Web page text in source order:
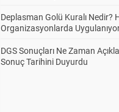
Deplasman Golü Kuralı Nedir?
Organizasyonlarda
DGS Sonuçları Ne Zaman
Sonuç Tarihini Duyurdu